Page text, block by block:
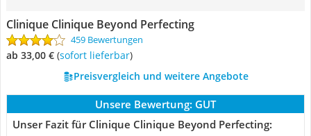
Clinique Clinique Beyond Perfecting
459 Bewertungen
ab 33,00 € ( Sofort lieferbar)
Preisvergleich und weitere Angebote
Unsere Bewertung: GUT
Unser Fazit für Clinique Clinique Beyond Perfecting: